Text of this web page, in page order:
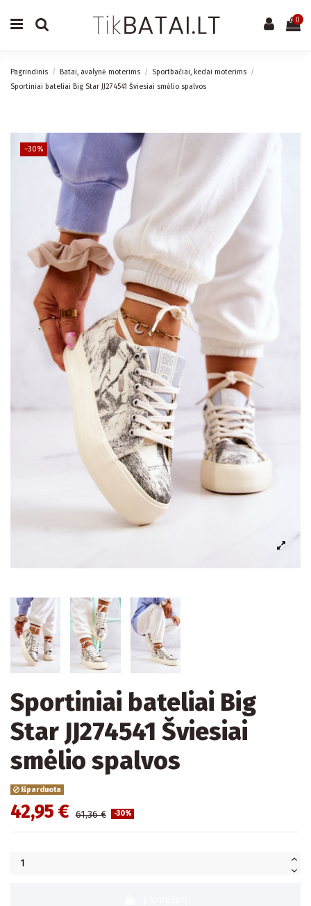
0
Pagrindinis Batai, avalynė moterims
Sportbačiai, kedai moterims
Sportiniai bateliai Big Star JJ274541 Šviesiai smėlio spalvos
−30%
Sportiniai bateliai Big
Star JJ274541 Šviesiai
smėlio spalvos
Išparduota
42,95 € 61,36 € -30%